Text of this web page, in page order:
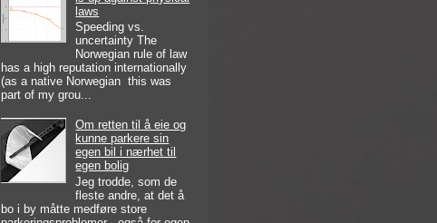
laws
Speeding vs.
uncertainty The
Norwegian rule of law
has a high reputation internationally
(as a native Norwegian this was
part of my grou...
Om retten til å eie og
kunne parkere sin
egen bil i nærhet til
egen bolig
Jeg trodde, som de
fleste andre, at det å
bo i by måtte medføre store